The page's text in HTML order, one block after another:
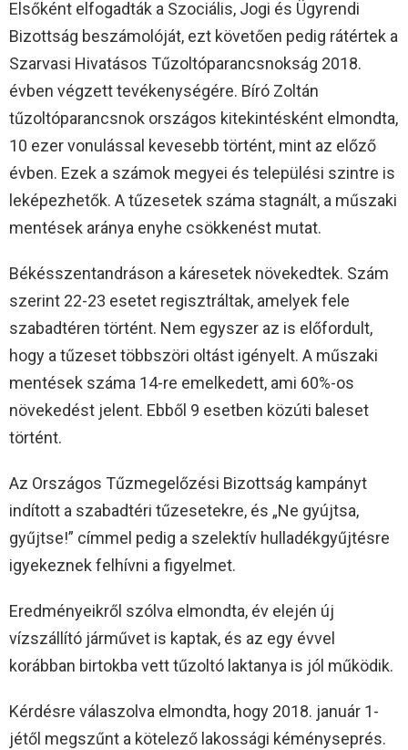
Elsőként elfogadták a Szociális, Jogi és Ügyrendi
Bizottság beszámolóját, ezt követően pedig rátértek a
Szarvasi Hivatásos Tűzoltóparancsnokság 2018.
évben végzett tevékenységére. Bíró Zoltán
tűzoltóparancsnok országos kitekintésként elmondta,
10 ezer vonulással kevesebb történt, mint az előző
évben. Ezek a számok megyei és települési szintre is
leképezhetők. A tűzesetek száma stagnált, a műszaki
mentések aránya enyhe csökkenést mutat.
Békésszentandráson a káresetek növekedtek. Szám
szerint 22-23 esetet regisztráltak, amelyek fele
szabadtéren történt. Nem egyszer az is előfordult,
hogy a tűzeset többszöri oltást igényelt. A műszaki
mentések száma 14-re emelkedett, ami 60%-os
növekedést jelent. Ebből 9 esetben közúti baleset
történt.
Az Országos Tűzmegelőzési Bizottság kampányt
indított a szabadtéri tűzesetekre, és „Ne gyújtsa,
gyűjtse!” címmel pedig a szelektív hulladékgyűjtésre
igyekeznek felhívni a figyelmet.
Eredményeikről szólva elmondta, év elején új
vízszállító járművet is kaptak, és az egy évvel
korábban birtokba vett tűzoltó laktanya is jól működik.
Kérdésre válaszolva elmondta, hogy 2018. január 1-
jétől megszűnt a kötelező lakossági kéményseprés.